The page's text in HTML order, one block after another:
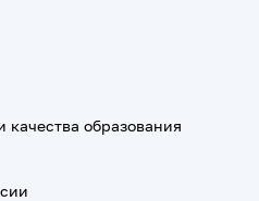
качества образования